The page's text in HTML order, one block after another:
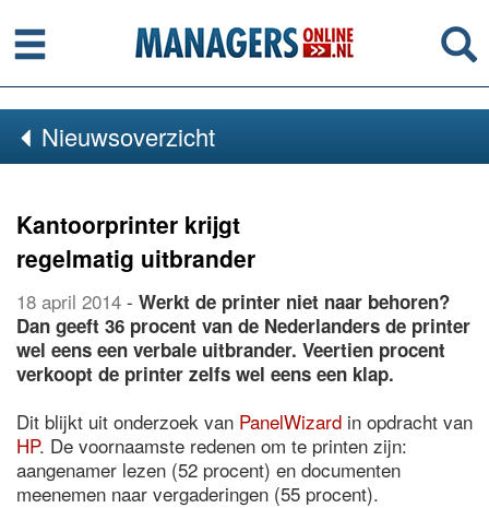
Menu
Nieuwsoverzicht
Kantoorprinter krijgt
regelmatig uitbrander
18 april 2014 - Werkt de printer niet naar behoren?
Dan geeft 36 procent van de Nederlanders de printer
wel eens een verbale uitbrander. Veertien procent
verkoopt de printer zelfs wel eens een klap.
Dit blijkt uit onderzoek van PanelWizard in opdracht van
HP. De voornaamste redenen om te printen zijn:
aangenamer lezen (52 procent) en documenten
meenemen naar vergaderingen (55 procent).